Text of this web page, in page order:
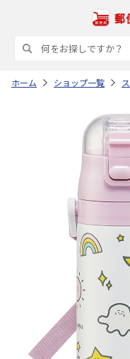
ホーム ショップ一覧